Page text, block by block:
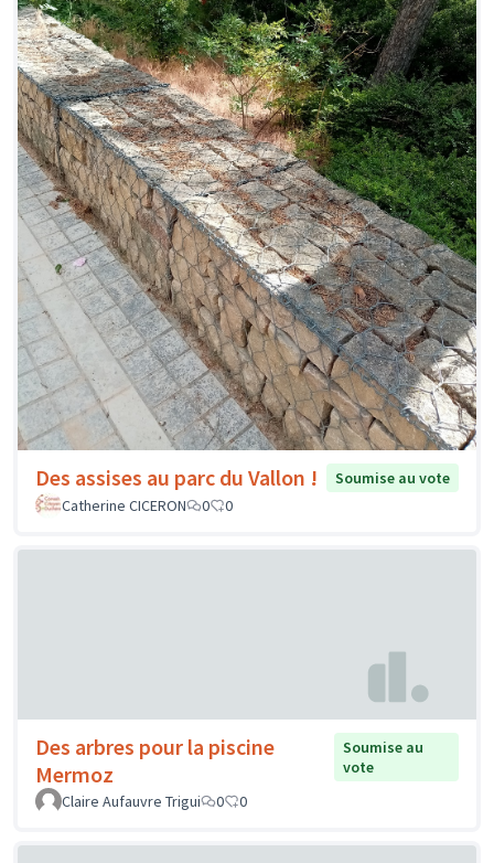
Des assises au parc du Vallon !
Soumise au vote
Catherine CICERON
0 0
Des arbres pour la piscine
Mermoz
Soumise au
vote
Claire Aufauvre Trigui
0 0